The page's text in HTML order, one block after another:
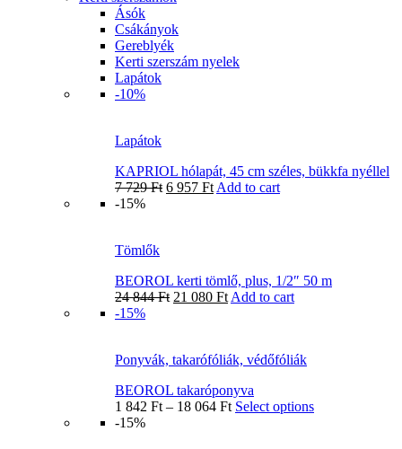
Ásók
Csákányok
Gereblyék
Kerti szerszám nyelek
Lapátok
-10%
Lapátok
KAPRIOL hólapát, 45 cm széles, bükkfa nyéllel
7 729Ft 6 957 Ft Add to cart
-15%
Tömlők
BEOROL kerti tömlő, plus, 1/2″ 50 m
24 844Ft 21 080 Ft Add to cart
-15%
Ponyvák, takarófóliák, védőfóliák
BEOROL takaróponyva
1 842 Ft – 18 064 Ft Select options
-15%